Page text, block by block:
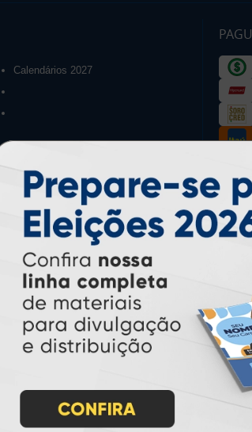
Calendários 2027
**
*** Nota
serviço,
IMPRA INDUSTRIA
Atual Card © 2026.
Personalização Online